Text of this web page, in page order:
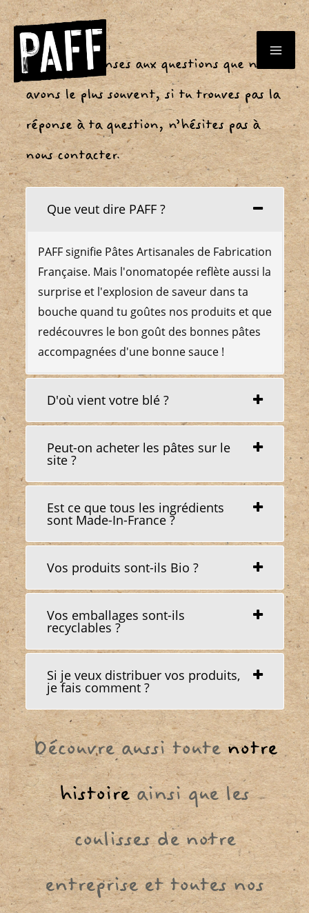
Aller
au
contenu
Voici les réponses aux questions que nous
avons le plus souvent, si tu trouves pas la
réponse à ta question, n’hésites pas à
nous contacter.
Que veut dire PAFF ?
PAFF signifie Pâtes Artisanales de Fabrication
Française. Mais l'onomatopée reflète aussi la
surprise et l'explosion de saveur dans ta
bouche quand tu goûtes nos produits et que
redécouvres le bon goût des bonnes pâtes
accompagnées d'une bonne sauce !
D'où vient votre blé ?
Peut-on acheter les pâtes sur le
site ?
Est ce que tous les ingrédients
sont Made-In-France ?
Vos produits sont-ils Bio ?
Vos emballages sont-ils
recyclables ?
Si je veux distribuer vos produits,
je fais comment ?
Découvre aussi toutenotre
histoireainsi que les
coulisses de notre
entreprise et toutes nos